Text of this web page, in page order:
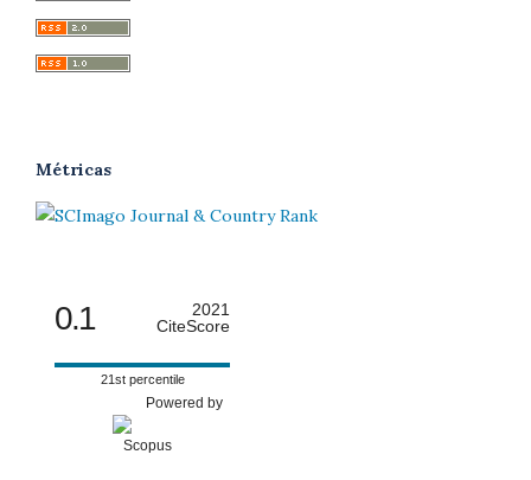
Métricas
0.1
2021
CiteScore
21st percentile
Powered by